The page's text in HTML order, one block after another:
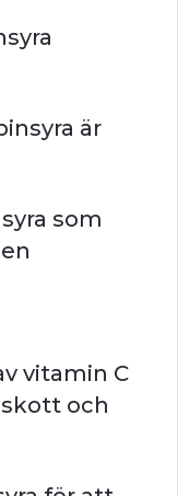
är
som
vitamin C
och